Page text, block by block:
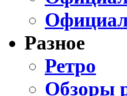
Разное
Ретро
Обзоры